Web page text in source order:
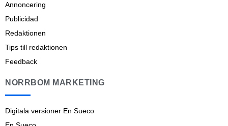
Annoncering
Publicidad
Redaktionen
Tips till redaktionen
Feedback
NORRBOM MARKETING
Digitala versioner En Sueco